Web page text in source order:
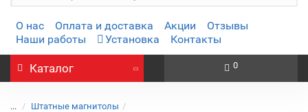
О нас Оплата и доставка Акции
Отзывы
Наши работы
Установка Контакты
Каталог 0
... Штатные магнитолы